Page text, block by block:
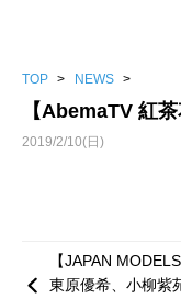
TOP > NEWS >
【AbemaTV 紅
2019/2/10(日)
【JAPAN
東原優希、小柳紫